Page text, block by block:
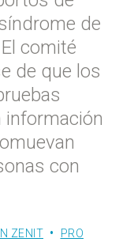
de
comité
de que los
información
con
ZENIT
PRO